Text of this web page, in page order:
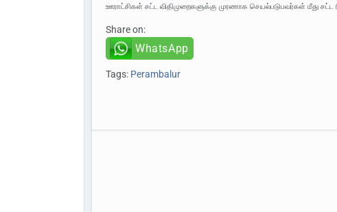
ஊராட்சிகள் சட்ட விதிமுறைகளுக்கு முரணாக செயல்படுபவர்கள் மீது சட்ட
Share on:
WhatsApp
Tags: Perambalur